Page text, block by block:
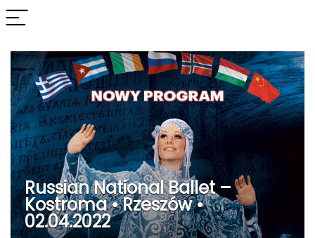
Russian National Ballet –
Kostroma • Rzeszów •
02.04.2022